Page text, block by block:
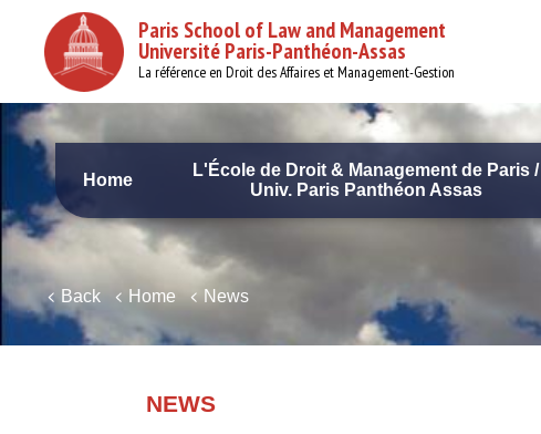
content
Paris School of Law and Management
Université Paris-Panthéon-Assas
La référence en Droit des Affaires et Management-Gestion
Navigation
principale
Home
L'École de Droit & Management de Paris /
Univ. Paris Panthéon Assas
Back Home News
NEWS